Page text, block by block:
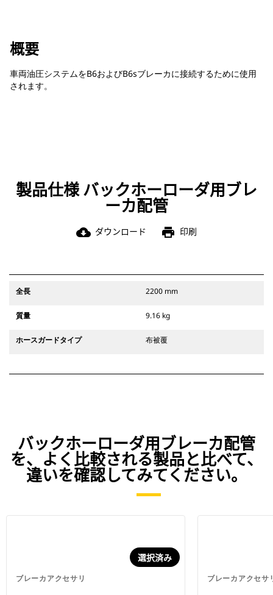
概要
車両油圧システムをB6およびB6sブレーカに接続するために使用
されます。
製品仕様 バックホーローダ用ブレ
ーカ配管
cloud_download ダウンロード print 印刷
全長 2200 mm
質量 9.16 kg
ホースガードタイプ 布被覆
バックホーローダ用ブレーカ配管
を、よく比較される製品と比べて、
違いを確認してみてください。
ブレーカアクセサリ
選択済み
ブレーカアクセサ